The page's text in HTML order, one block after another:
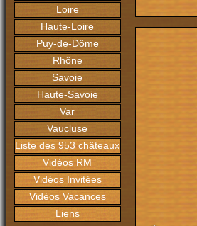
Loire
Haute-Loire
Puy-de-Dôme
Rhône
Savoie
Haute-Savoie
Var
Vaucluse
Liste des 953 châteaux
Vidéos RM
Vidéos Invitées
Vidéos Vacances
Liens